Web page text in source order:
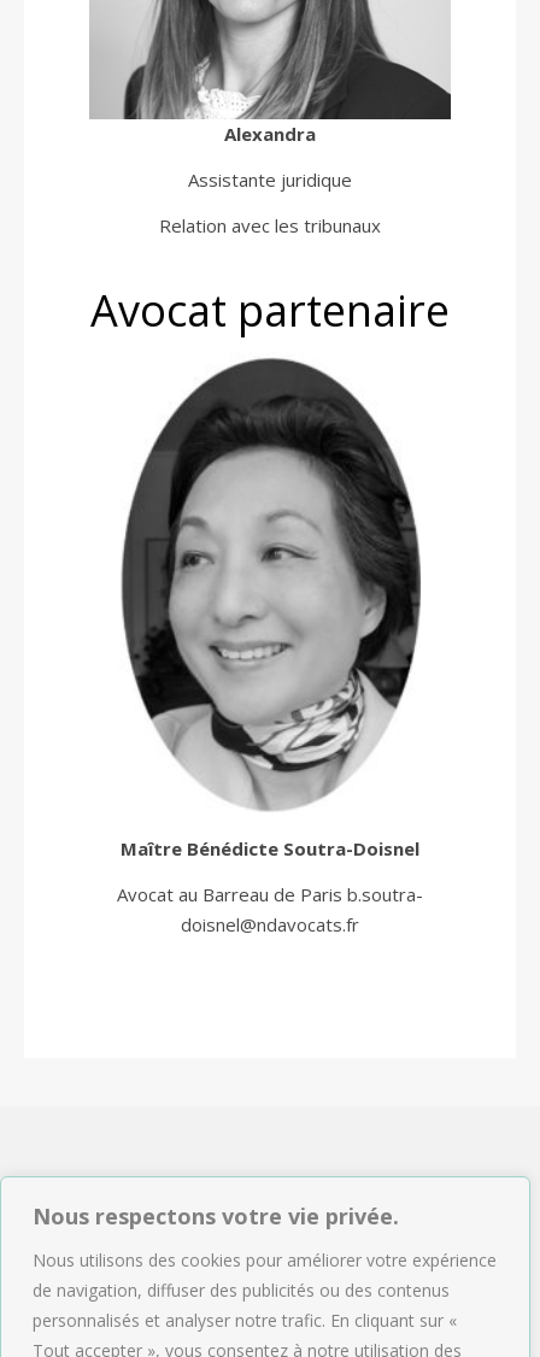
Nous respectons votre vie privée.
Nous utilisons des cookies pour améliorer votre expérience
de navigation, diffuser des publicités ou des contenus
personnalisés et analyser notre trafic. En cliquant sur «
Tout accepter », vous consentez à notre utilisation des
Alexandra
Assistante juridique
Relation avec les tribunaux
Avocat partenaire
Maître Bénédicte Soutra-Doisnel
Avocat au Barreau de Paris b.soutra-
doisnel@ndavocats.fr
NDAVOCATS Associés
Tél : 01.47.04.09.43
Email :accueil@ndavocats.fr